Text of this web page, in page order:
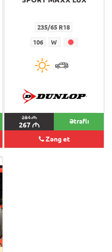
235/65 R18
106 W
284M
267M Ətraflı
Zəng et